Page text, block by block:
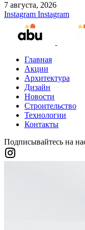
7 августа, 2026
Instagram Instagram
Главная
Акции
Архитектура
Дизайн
Новости
Строительство
Технологии
Контакты
Подписывайтесь на